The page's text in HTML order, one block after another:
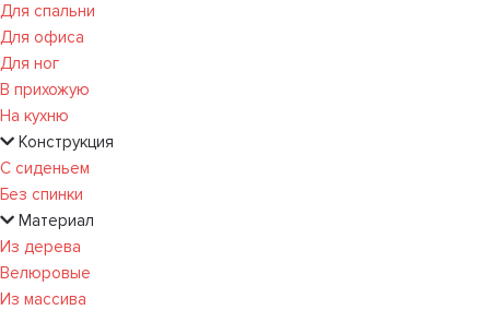
Для спальни
Для офиса
Для ног
В прихожую
На кухню
Конструкция
С сиденьем
Без спинки
Материал
Из дерева
Велюровые
Из массива